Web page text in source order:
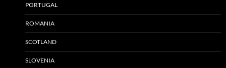
PORTUGAL
ROMANIA
SCOTLAND
SLOVENIA